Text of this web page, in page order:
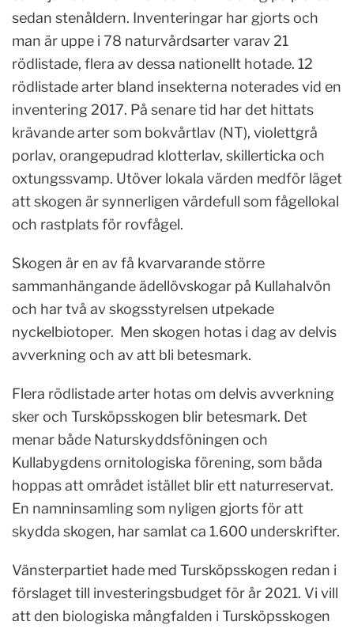
sedan stenåldern. Inventeringar har gjorts och
man är uppe i 78 naturvårdsarter varav 21
rödlistade, flera av dessa nationellt hotade. 12
rödlistade arter bland insekterna noterades vid en
inventering 2017. På senare tid har det hittats
krävande arter som bokvårtlav (NT), violettgrå
porlav, orangepudrad klotterlav, skillerticka och
oxtungssvamp. Utöver lokala värden medför läget
att skogen är synnerligen värdefull som fågellokal
och rastplats för rovfågel.
Skogen är en av få kvarvarande större
sammanhängande ädellövskogar på Kullahalvön
och har två av skogsstyrelsen utpekade
nyckelbiotoper. Men skogen hotas i dag av delvis
avverkning och av att bli betesmark.
Flera rödlistade arter hotas om delvis avverkning
sker och Tursköpsskogen blir betesmark. Det
menar både Naturskyddsföningen och
Kullabygdens ornitologiska förening, som båda
hoppas att området istället blir ett naturreservat.
En namninsamling som nyligen gjorts för att
skydda skogen, har samlat ca 1.600 underskrifter.
Vänsterpartiet hade med Tursköpsskogen redan i
förslaget till investeringsbudget för år 2021. Vi vill
att den biologiska mångfalden i Tursköpsskogen